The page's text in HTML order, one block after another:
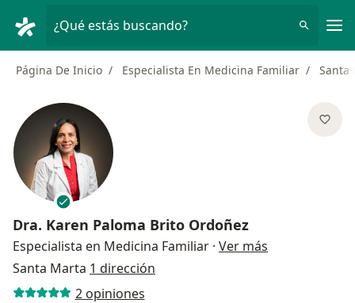
¿Qué estás buscando?
Página De Inicio Especialista En Medicina Familiar Santa
Dra. Karen Paloma Brito Ordoñez
Especialista en Medicina Familiar · Ver más
Santa Marta 1 dirección
2 opiniones